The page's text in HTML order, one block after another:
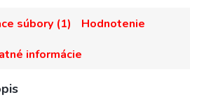
súbory (1)
Hodnotenie
informácie